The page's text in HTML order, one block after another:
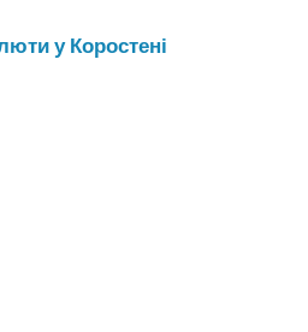
у Коростені